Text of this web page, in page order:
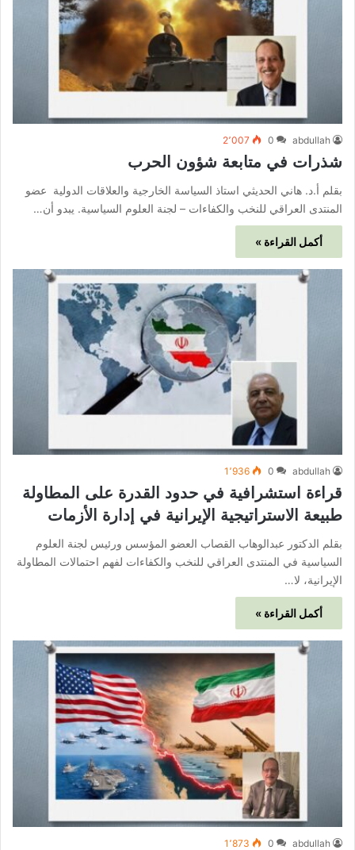
abdullah
0 2٬007
شذرات في متابعة شؤون الحرب
بقلم أ.د. هاني الحديثي استاذ السياسة الخارجية والعلاقات الدولية عضو
المنتدى العراقي للنخب والكفاءات – لجنة العلوم السياسية. يبدو أن…
أكمل القراءة »
abdullah
0 1٬936
قراءة استشرافية في حدود القدرة على المطاولة
طبيعة الاستراتيجية الإيرانية في إدارة الأزمات
بقلم الدكتور عبدالوهاب القصاب العضو المؤسس ورئيس لجنة العلوم
السياسية في المنتدى العراقي للنخب والكفاءات لفهم احتمالات المطاولة
الإيرانية، لا…
أكمل القراءة »
abdullah
0 1٬873